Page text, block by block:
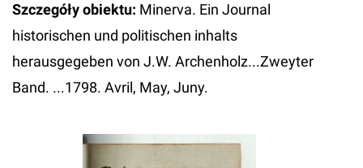
Szczegóły obiektu: Minerva. Ein Journal
historischen und politischen inhalts
herausgegeben von J.W. Archenholz...Zweyter
Band. ...1798. Avril, May, Juny.